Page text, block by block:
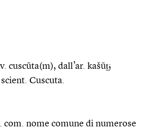
cuscūta(m), dall’ar. kašūṯ;
Cuscuta.
com. nome comune di numerose